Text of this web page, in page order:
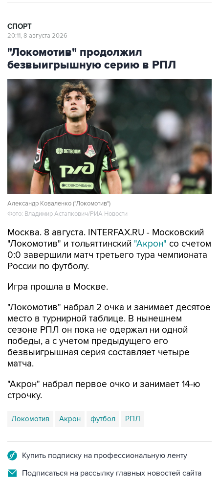
СПОРТ
20:11, 8 августа 2026
"Локомотив" продолжил
безвыигрышную серию в РПЛ
Александр Коваленко ("Локомотив")
Фото: Владимир Астапкович/РИА Новости
Москва. 8 августа. INTERFAX.RU - Московский
"Локомотив" и тольяттинский "Акрон" со счетом
0:0 завершили матч третьего тура чемпионата
России по футболу.
Игра прошла в Москве.
"Локомотив" набрал 2 очка и занимает десятое
место в турнирной таблице. В нынешнем
сезоне РПЛ он пока не одержал ни одной
победы, а с учетом предыдущего его
безвыигрышная серия составляет четыре
матча.
"Акрон" набрал первое очко и занимает 14-ю
строчку.
Локомотив Акрон футбол РПЛ
Купить подписку на профессиональную ленту
Подписаться на рассылку главных новостей сайта